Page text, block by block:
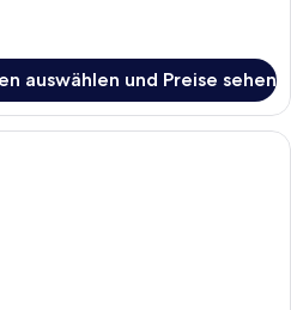
auswählen und Preise sehen
Executive-Zimmer, Balkon |